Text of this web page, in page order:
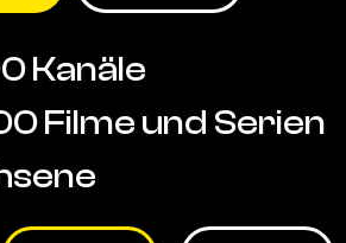
Kanäle
Filme und Serien